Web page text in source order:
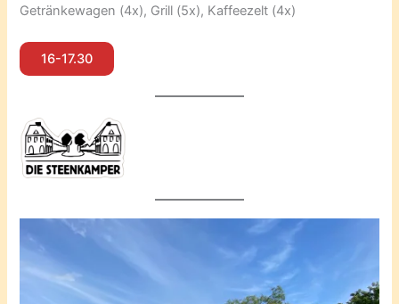
Getränkewagen (4x), Grill (5x), Kaffeezelt (4x)
16-17.30